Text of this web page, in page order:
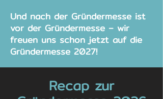
Und nach der Gründermesse ist
vor der Gründermesse – wir
freuen uns schon jetzt auf die
Gründermesse 2027!
Recap zur